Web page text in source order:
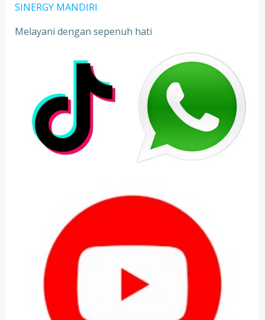
SINERGY MANDIRI
Melayani dengan sepenuh hati